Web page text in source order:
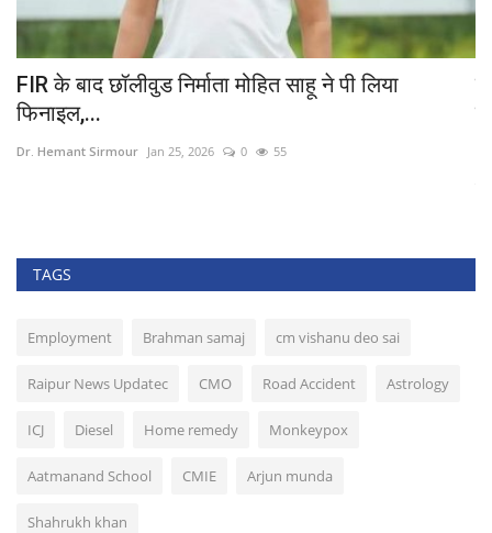
FIR के बाद छॉलीवुड निर्माता मोहित साहू ने पी लिया
फिनाइल,...
Dr. Hemant Sirmour Jan 25, 2026 0 55
TAGS
Employment Brahman samaj cm vishanu deo sai
Raipur News Updatec CMO Road Accident Astrology
ICJ Diesel Home remedy Monkeypox
Aatmanand School CMIE Arjun munda
Shahrukh khan